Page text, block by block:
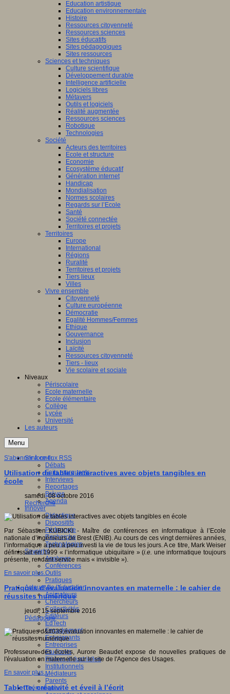
Education artistique
Education environnementale
Histoire
Ressources citoyenneté
Ressources sciences
Sites éducatifs
Sites pédagogiques
Sites ressources
Sciences et techniques
Culture scientifique
Développement durable
Intelligence artificielle
Logiciels libres
Métavers
Outils et logiciels
Réalité augmentée
Ressources sciences
Robotique
Technologies
Société
Acteurs des territoires
Ecole et structure
Economie
Ecosystème éducatif
Génération internet
Handicap
Mondialisation
Normes scolaires
Regards sur l’Ecole
Santé
Société connectée
Territoires et projets
Territoires
Europe
International
Régions
Ruralité
Territoires et projets
Tiers lieux
Villes
Vivre ensemble
Citoyenneté
Culture européenne
Démocratie
Egalité Hommes/Femmes
Ethique
Gouvernance
Inclusion
Laïcité
Ressources citoyenneté
Tiers - lieux
Vie scolaire et sociale
Niveaux
Périscolaire
Ecole maternelle
Ecole élémentaire
Collège
Lycée
Université
Les auteurs
Menu
S'informer
Débats
Faits marquants
Interviews
Reportages
Brèves
Agenda
Innover
Didactique
Dispositifs
Pédagogie
Recherche
Technologies
Savoir(s)
Analyses
Conférences
Outils
Pratiques
Acteurs de l'éducation
Animateurs
Chercheurs
Collectivités
Editeurs
EdTech
Encadrement
Enseignants
Entreprises
Etudiants
Filières industrielles
Institutionnels
Médiateurs
Parents
Thématiques
S'abonner à ce flux RSS
Utilisation de tables interactives avec objets tangibles en
école
samedi, 08 octobre 2016
Recherche
Par Sébastien KUBICKI - Maître de conférences en informatique à l’Ecole
nationale d’ingénieurs de Brest (ENIB). Au cours de ces vingt dernières années,
l’informatique a peu à peu investi la vie de tous les jours. A ce titre, Mark Weiser
définissait en 1999 « l’informatique ubiquitaire » (i.e. une informatique toujours
présente, rendant service mais « invisible »).
En savoir plus...
Pratiques d'évaluation innovantes en maternelle : le cahier de
réussites numérique
jeudi, 15 septembre 2016
Pédagogie
Professeure des écoles, Aurore Beaudet expose de nouvelles pratiques de
l'évaluation en maternelle sur le site de l'Agence des Usages.
En savoir plus...
Tablette, créativité et éveil à l’écrit